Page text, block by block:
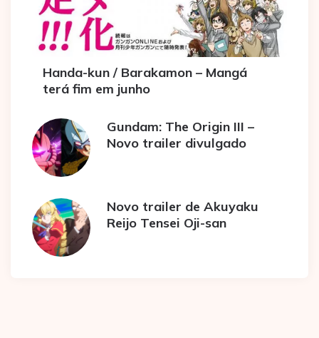
Handa-kun / Barakamon – Mangá
terá fim em junho
Gundam: The Origin III –
Novo trailer divulgado
Novo trailer de Akuyaku
Reijo Tensei Oji-san